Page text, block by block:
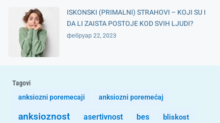
ISKONSKI (PRIMALNI) STRAHOVI – KOJI SU I
DA LI ZAISTA POSTOJE KOD SVIH LJUDI?
фебруар 22, 2023
Tagovi
anksiozni poremecaji
anksiozni poremećaj
anksioznost asertivnost bes bliskost